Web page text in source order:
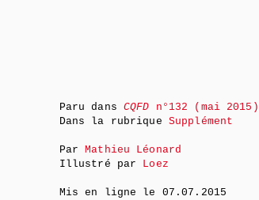
Paru dans CQFD n°132 (mai 2015)
Dans la rubrique Supplément
ParMathieu Léonard
Illustré par Loez
Mis en ligne le 07.07.2015